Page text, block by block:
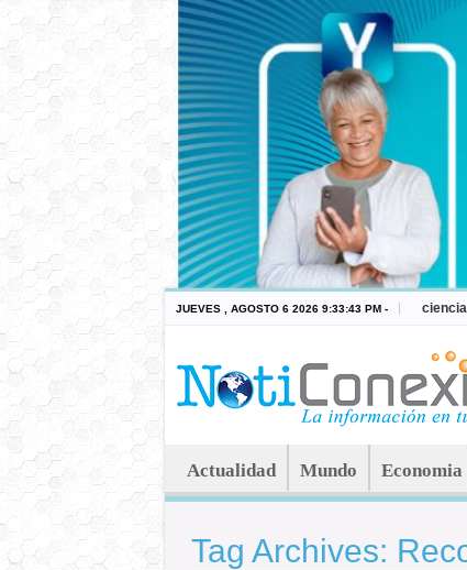
JUEVES , AGOSTO 6 2026 9:33:43 PM - ciencia
Actualidad Mundo Economia
Tag Archives: